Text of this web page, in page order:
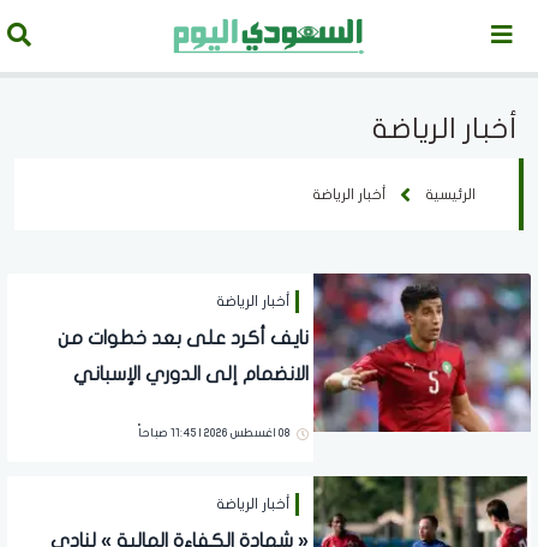
أخبار الرياضة
الرئيسية أخبار الرياضة
أخبار الرياضة
نايف أكرد على بعد خطوات من
الانضمام إلى الدوري الإسباني
08 اغسطس 2026 | 11:45 صباحاً
أخبار الرياضة
« شهادة الكفاءة المالية » لنادي